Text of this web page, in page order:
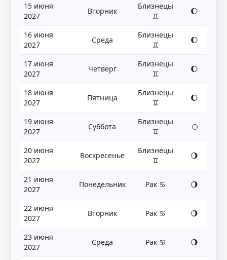
15 июня
2027
Вторник
Близнецы
♊
🌔
16 июня
2027
Среда
Близнецы
♊
🌔
17 июня
2027
Четверг
Близнецы
♊
🌔
18 июня
2027
Пятница
Близнецы
♊
🌔
19 июня
2027
Суббота
Близнецы
♊
🌕
20 июня
2027
Воскресенье
Близнецы
♊
🌖
21 июня
2027
Понедельник Рак ♋ 🌖
22 июня
2027
Вторник Рак ♋ 🌖
23 июня
2027
Среда Рак ♋ 🌖